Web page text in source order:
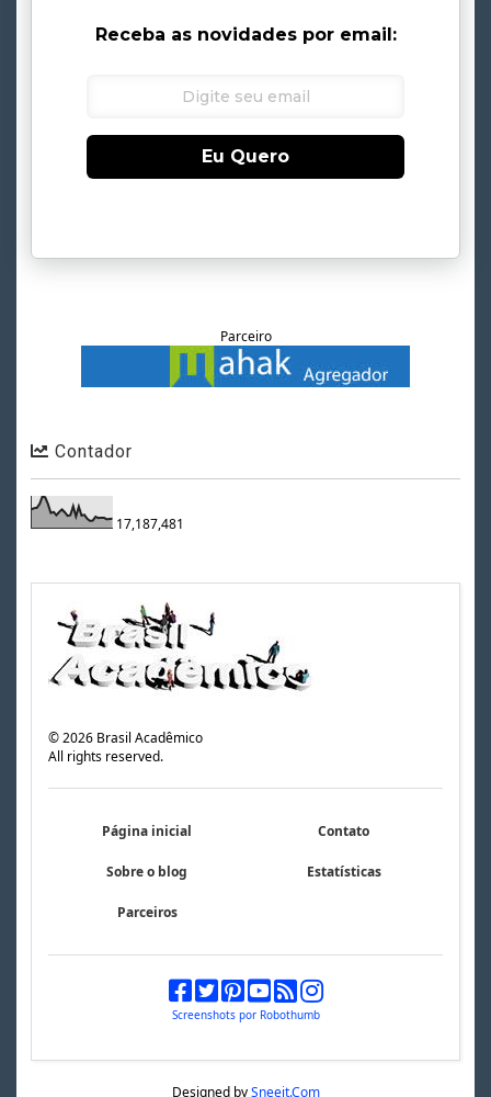
Receba as novidades por email:
Eu Quero
Parceiro
Contador
17,187,481
©2026 Brasil Acadêmico
All rights reserved.
Página inicial Contato
Sobre o blog Estatísticas
Parceiros
Screenshots por Robothumb
Designed bySneeit.Com